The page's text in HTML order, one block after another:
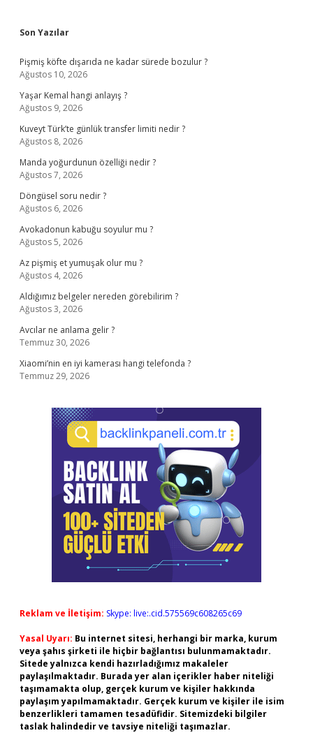
Sidebar
Son Yazılar
Pişmiş köfte dışarıda ne kadar sürede bozulur ?
Ağustos 10, 2026
Yaşar Kemal hangi anlayış ?
Ağustos 9, 2026
Kuveyt Türk’te günlük transfer limiti nedir ?
Ağustos 8, 2026
Manda yoğurdunun özelliği nedir ?
Ağustos 7, 2026
Döngüsel soru nedir ?
Ağustos 6, 2026
Avokadonun kabuğu soyulur mu ?
Ağustos 5, 2026
Az pişmiş et yumuşak olur mu ?
Ağustos 4, 2026
Aldığımız belgeler nereden görebilirim ?
Ağustos 3, 2026
Avcılar ne anlama gelir ?
Temmuz 30, 2026
Xiaomi’nin en iyi kamerası hangi telefonda ?
Temmuz 29, 2026
Reklam ve İletişim: Skype: live:.cid.575569c608265c69
Yasal Uyarı: Bu internet sitesi, herhangi bir marka, kurum
veya şahıs şirketi ile hiçbir bağlantısı bulunmamaktadır.
Sitede yalnızca kendi hazırladığımız makaleler
paylaşılmaktadır. Burada yer alan içerikler haber niteliği
taşımamakta olup, gerçek kurum ve kişiler hakkında
paylaşım yapılmamaktadır. Gerçek kurum ve kişiler ile isim
benzerlikleri tamamen tesadüfidir. Sitemizdeki bilgiler
taslak halindedir ve tavsiye niteliği taşımazlar.